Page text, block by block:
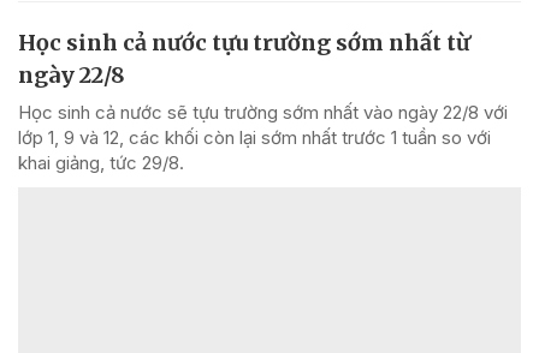
Học sinh cả nước tựu trường sớm nhất từ
ngày 22/8
Học sinh cả nước sẽ tựu trường sớm nhất vào ngày 22/8 với
lớp 1, 9 và 12, các khối còn lại sớm nhất trước 1 tuần so với
khai giảng, tức 29/8.